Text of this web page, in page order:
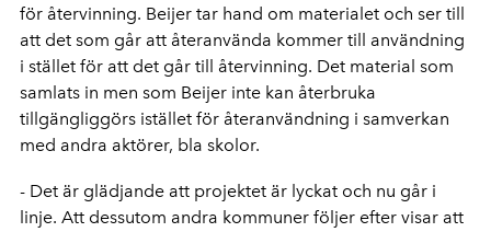
för återvinning. Beijer tar hand om materialet och ser till
att det som går att återanvända kommer till användning
i stället för att det går till återvinning. Det material som
samlats in men som Beijer inte kan återbruka
tillgängliggörs istället för återanvändning i samverkan
med andra aktörer, bla skolor.
- Det är glädjande att projektet är lyckat och nu går i
linje. Att dessutom andra kommuner följer efter visar att